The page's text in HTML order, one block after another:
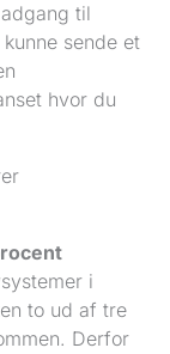
til
sende et
hvor du
i
to ud af tre
Derfor